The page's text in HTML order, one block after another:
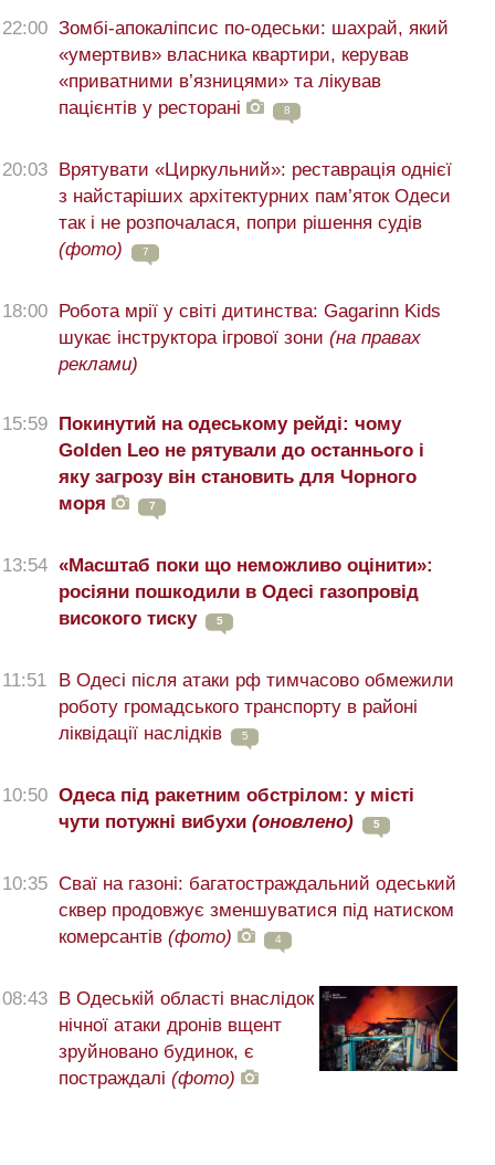
22:00 Зомбі-апокаліпсис по-одеськи: шахрай, який
«умертвив» власника квартири, керував
«приватними в’язницями» та лікував
пацієнтів у ресторані
8
20:03 Врятувати «Циркульний»: реставрація однієї
з найстаріших архітектурних пам’яток Одеси
так і не розпочалася, попри рішення судів
(фото)
7
18:00 Робота мрії у світі дитинства: Gagarinn Kids
шукає інструктора ігрової зони (на правах
реклами)
15:59 Покинутий на одеському рейді: чому
Golden Leo не рятували до останнього і
яку загрозу він становить для Чорного
моря
7
13:54 «Масштаб поки що неможливо оцінити»:
росіяни пошкодили в Одесі газопровід
високого тиску
5
11:51
В Одесі після атаки рф тимчасово обмежили
роботу громадського транспорту в районі
ліквідації наслідків
5
10:50 Одеса під ракетним обстрілом: у місті
чути потужні вибухи (оновлено) 5
10:35 Сваї на газоні: багатостраждальний одеський
сквер продовжує зменшуватися під натиском
комерсантів (фото) 4
08:43 В Одеській області внаслідок
нічної атаки дронів вщент
зруйновано будинок, є
постраждалі (фото)